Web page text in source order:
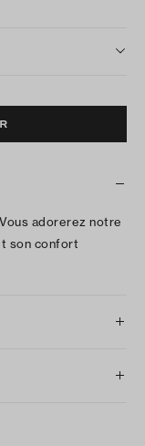
adorerez notre
son confort